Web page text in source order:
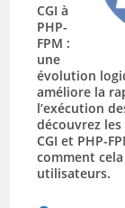
CGI à
PHP-
FPM :
une
évolution
améliore la
l’exécution
découvrez
CGI et PHP-
comment
utilisateurs.